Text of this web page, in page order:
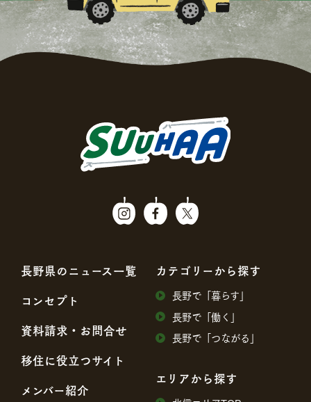
⻑野県のニュース⼀覧
コンセプト
資料請求・お問合せ
移住に役⽴つサイト
メンバー紹介
カテゴリーから探す
⻑野で「暮らす」
⻑野で「働く」
⻑野で「つながる」
エリアから探す